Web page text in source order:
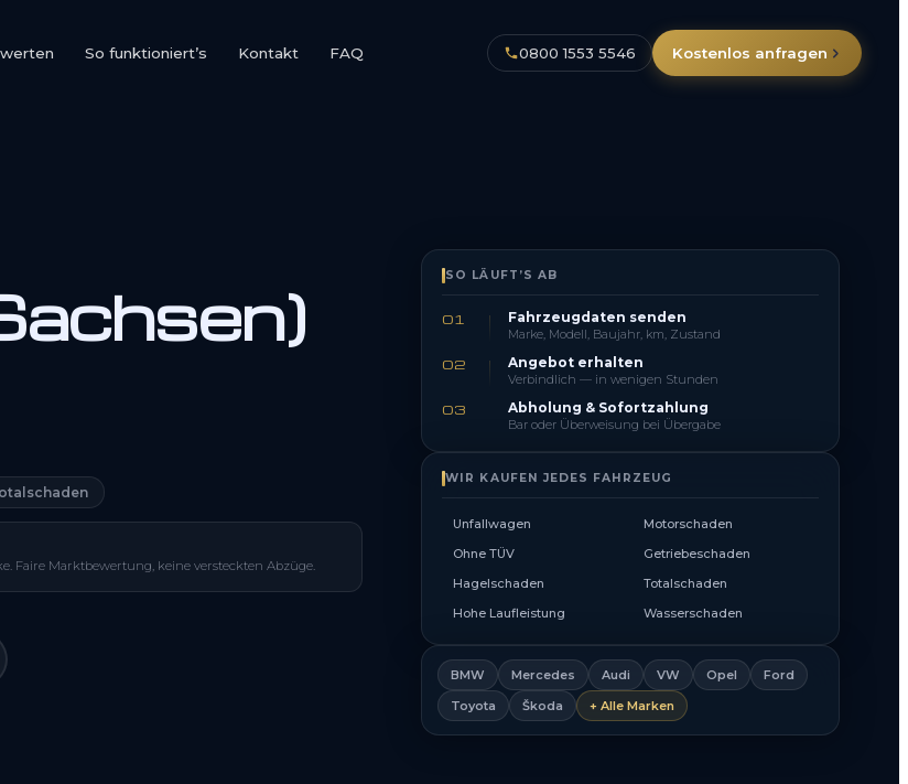
So funktioniert’s Kontakt FAQ 0800 1553 5546 Kostenlos anfragen
Faire Marktbewertung, keine versteckten Abzüge.
SO LÄUFT’S AB
01 Fahrzeugdaten senden
Marke, Modell, Baujahr, km, Zustand
02 Angebot erhalten
Verbindlich — in wenigen Stunden
03 Abholung & Sofortzahlung
Bar oder Überweisung bei Übergabe
WIR KAUFEN JEDES FAHRZEUG
Unfallwagen
Motorschaden
Ohne TÜV
Getriebeschaden
Hagelschaden
Totalschaden
Hohe Laufleistung
Wasserschaden
BMW Mercedes Audi VW Opel
Ford
Toyota
Škoda + Alle Marken